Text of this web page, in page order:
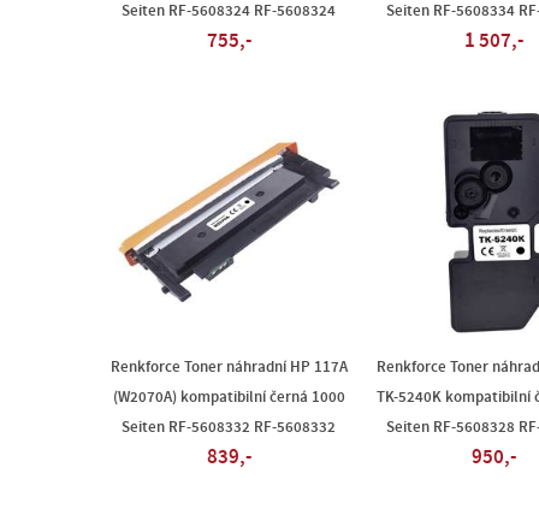
Seiten RF-5608324 RF-5608324
755,-
Seiten RF-5608334
1 507,-
Renkforce Toner náhradní HP 117A
(W2070A) kompatibilní černá 1000
Seiten RF-5608332 RF-5608332
839,-
Renkforce Toner
TK-5240K kompatibilní
Seiten RF-5608328
950,-